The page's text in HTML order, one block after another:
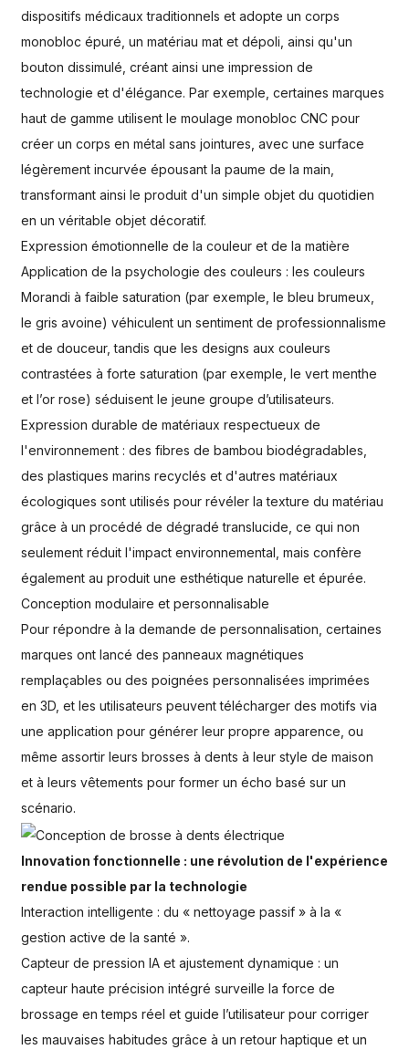
dispositifs médicaux traditionnels et adopte un corps
monobloc épuré, un matériau mat et dépoli, ainsi qu'un
bouton dissimulé, créant ainsi une impression de
technologie et d'élégance. Par exemple, certaines marques
haut de gamme utilisent le moulage monobloc CNC pour
créer un corps en métal sans jointures, avec une surface
légèrement incurvée épousant la paume de la main,
transformant ainsi le produit d'un simple objet du quotidien
en un véritable objet décoratif.
Expression émotionnelle de la couleur et de la matière
Application de la psychologie des couleurs : les couleurs
Morandi à faible saturation (par exemple, le bleu brumeux,
le gris avoine) véhiculent un sentiment de professionnalisme
et de douceur, tandis que les designs aux couleurs
contrastées à forte saturation (par exemple, le vert menthe
et l’or rose) séduisent le jeune groupe d’utilisateurs.
Expression durable de matériaux respectueux de
l'environnement : des fibres de bambou biodégradables,
des plastiques marins recyclés et d'autres matériaux
écologiques sont utilisés pour révéler la texture du matériau
grâce à un procédé de dégradé translucide, ce qui non
seulement réduit l'impact environnemental, mais confère
également au produit une esthétique naturelle et épurée.
Conception modulaire et personnalisable
Pour répondre à la demande de personnalisation, certaines
marques ont lancé des panneaux magnétiques
remplaçables ou des poignées personnalisées imprimées
en 3D, et les utilisateurs peuvent télécharger des motifs via
une application pour générer leur propre apparence, ou
même assortir leurs brosses à dents à leur style de maison
et à leurs vêtements pour former un écho basé sur un
scénario.
Innovation fonctionnelle : une révolution de l'expérience
rendue possible par la technologie
Interaction intelligente : du « nettoyage passif » à la «
gestion active de la santé ».
Capteur de pression IA et ajustement dynamique : un
capteur haute précision intégré surveille la force de
brossage en temps réel et guide l’utilisateur pour corriger
les mauvaises habitudes grâce à un retour haptique et un